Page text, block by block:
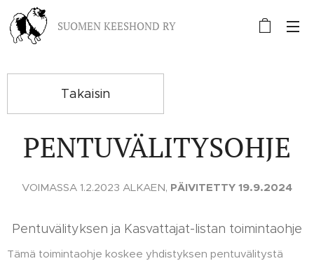
SUOMEN KEESHOND RY
Takaisin
PENTUVÄLITYSOHJE
VOIMASSA 1.2.2023 ALKAEN, PÄIVITETTY 19.9.2024
Pentuvälityksen ja Kasvattajat-listan toimintaohje
Tämä toimintaohje koskee yhdistyksen pentuvälitystä